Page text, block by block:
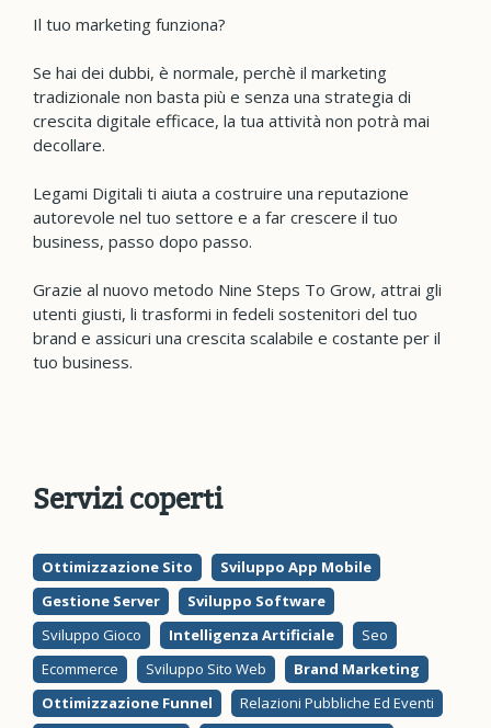
Il tuo marketing funziona?
Se hai dei dubbi, è normale, perchè il marketing
tradizionale non basta più e senza una strategia di
crescita digitale efficace, la tua attività non potrà mai
decollare.
Legami Digitali ti aiuta a costruire una reputazione
autorevole nel tuo settore e a far crescere il tuo
business, passo dopo passo.
Grazie al nuovo metodo Nine Steps To Grow, attrai gli
utenti giusti, li trasformi in fedeli sostenitori del tuo
brand e assicuri una crescita scalabile e costante per il
tuo business.
Servizi coperti
Ottimizzazione Sito
Sviluppo App Mobile
Gestione Server
Sviluppo Software
Sviluppo Gioco
Intelligenza Artificiale
Seo
Ecommerce
Sviluppo Sito Web
Brand Marketing
Ottimizzazione Funnel
Relazioni Pubbliche Ed Eventi